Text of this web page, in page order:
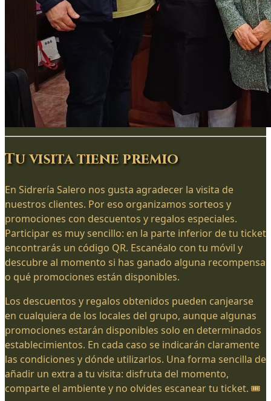
Tu visita tiene premio
En Sidrería Salero nos gusta agradecer la visita de
nuestros clientes. Por eso organizamos sorteos y
promociones con descuentos y regalos especiales.
Participar es muy sencillo: en la parte inferior de tu ticket
encontrarás un código QR. Escanéalo con tu móvil y
descubre al momento si has ganado alguna recompensa
o qué promociones están disponibles.
Los descuentos y regalos obtenidos pueden canjearse
en cualquiera de los locales del grupo, aunque algunas
promociones estarán disponibles solo en determinados
establecimientos. En cada caso se indicarán claramente
las condiciones y dónde utilizarlos. Una forma sencilla de
añadir un extra a tu visita: disfruta del momento,
comparte el ambiente y no olvides escanear tu ticket. 🎟️